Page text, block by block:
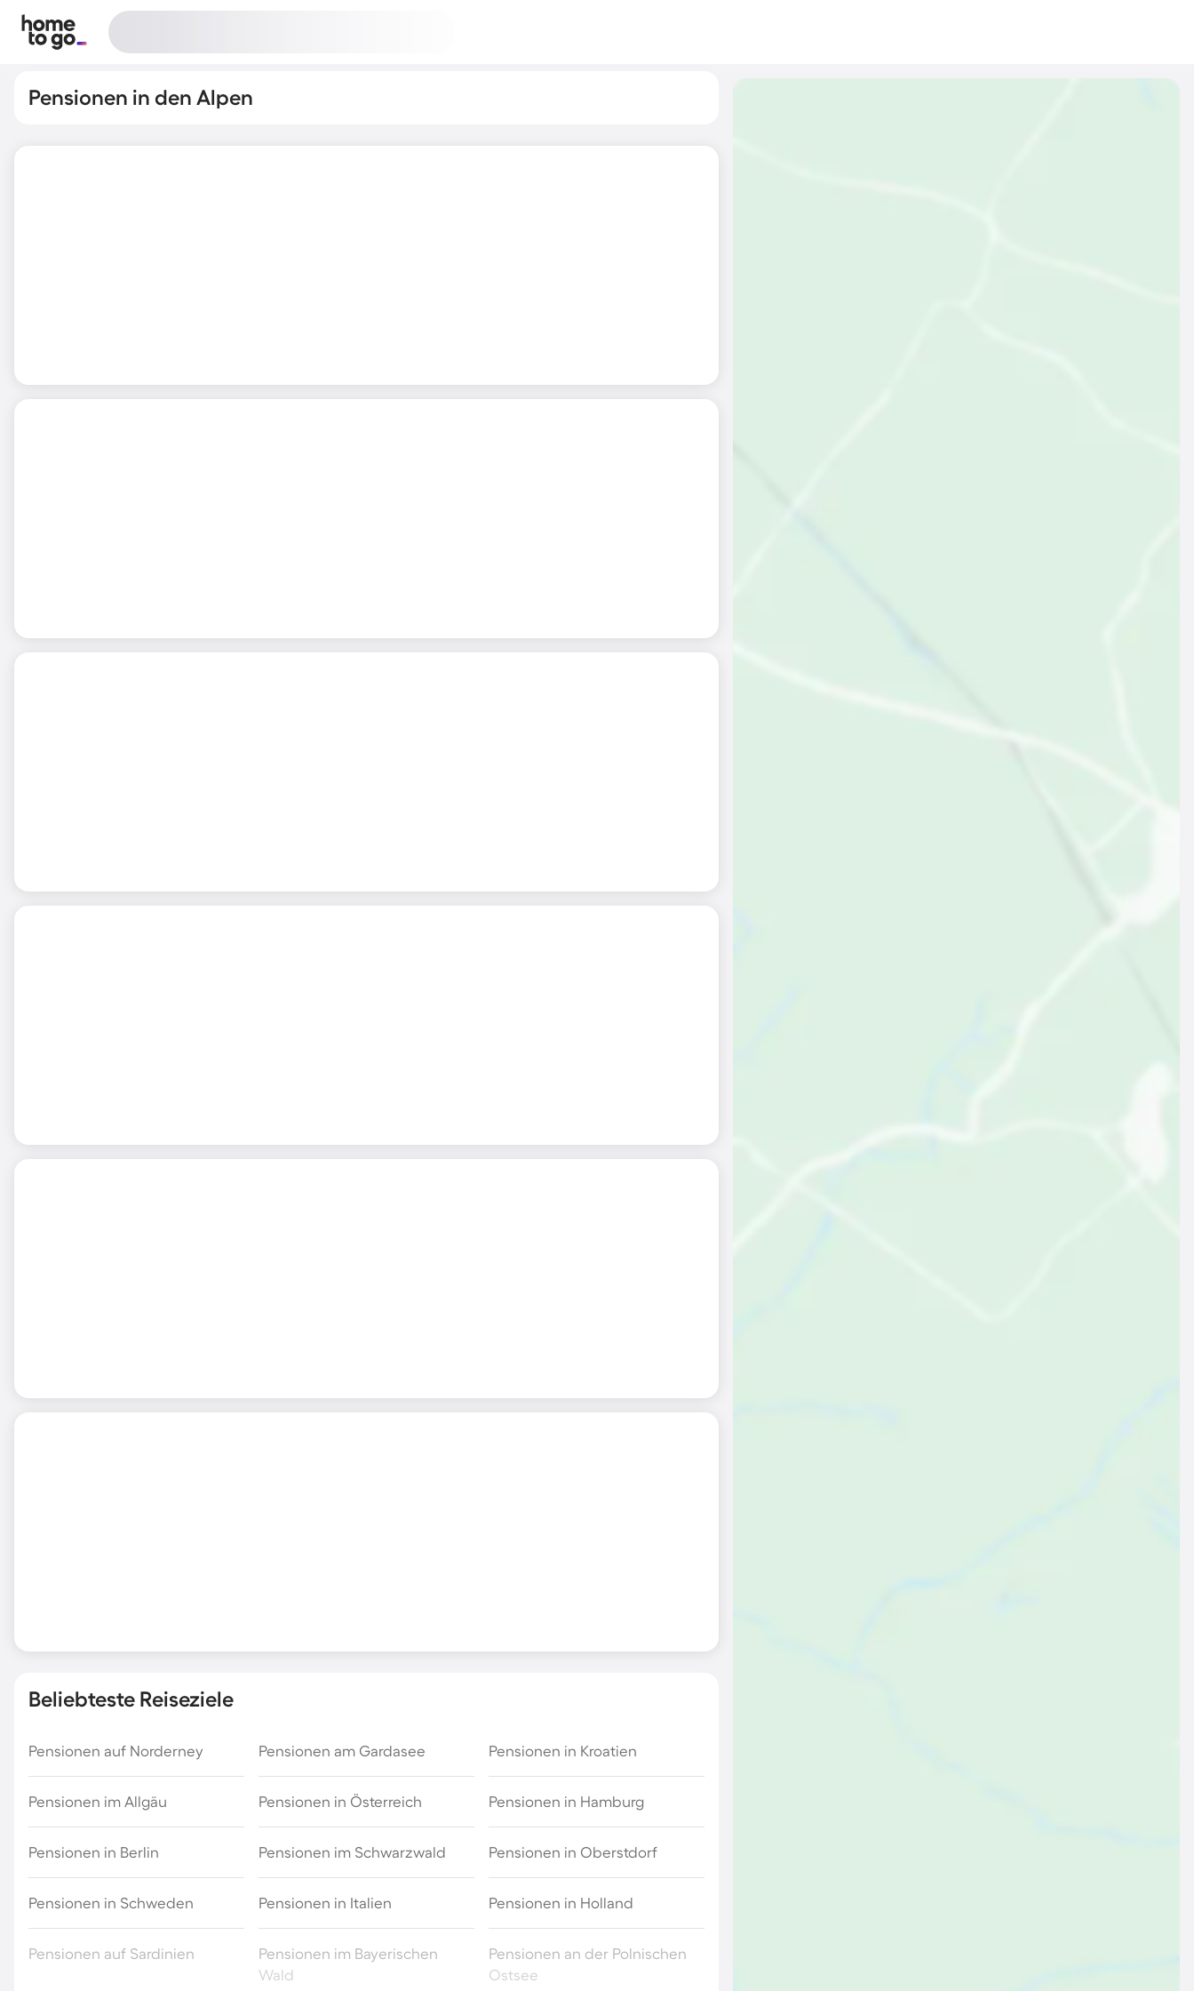
Pensionen in den Alpen
Beliebteste Reiseziele
Pensionen auf Norderney Pensionen am Gardasee Pensionen in Kroatien
Pensionen im Allgäu Pensionen in Österreich Pensionen in Hamburg
Pensionen in Berlin Pensionen im Schwarzwald Pensionen in Oberstdorf
Pensionen in Schweden Pensionen in Italien Pensionen in Holland
Pensionen auf Sardinien
Pensionen im Bayerischen
Wald
Pensionen an der Polnischen
Ostsee